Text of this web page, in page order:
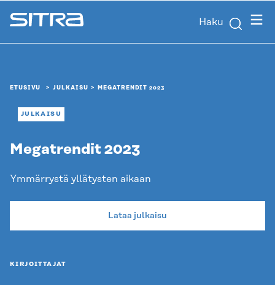
Siirry
suoraan
Sitra Haku
ETUSIVU JULKAISU MEGATRENDIT 2023
JULKAISU
Megatrendit 2023
Ymmärrystä yllätysten aikaan
Lataa julkaisu
KIRJOITTAJAT